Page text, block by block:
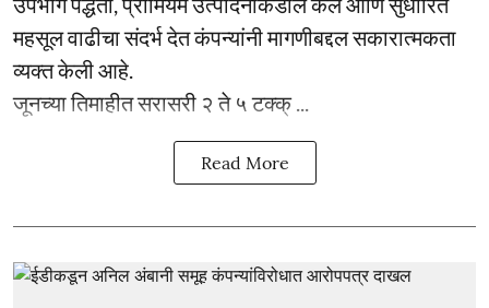
महसूल वाढीचा संदर्भ देत कंपन्यांनी मागणीबद्दल सकारात्मकता
व्यक्त केली आहे.
जूनच्या तिमाहीत सरासरी २ ते ५ टक्क् ...
Read More